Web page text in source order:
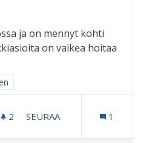
ja on mennyt kohti
on vaikea hoitaa
Oppiminen ja osaaminen
2 2 SEURAAJAA
SEURAA 1